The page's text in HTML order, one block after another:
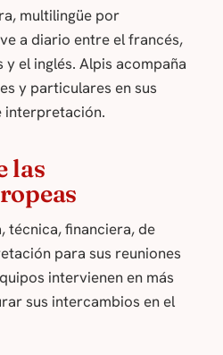
multilingüe por
a diario entre el francés,
el inglés. Alpis acompaña
y particulares en sus
interpretación.
las
técnica, financiera, de
para sus reuniones
intervienen en más
sus intercambios en el